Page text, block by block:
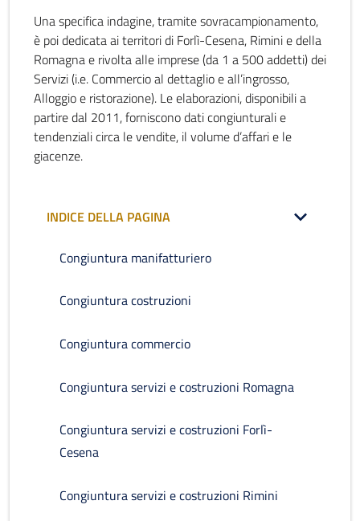
Una specifica indagine, tramite sovracampionamento,
è poi dedicata ai territori di Forlì-Cesena, Rimini e della
Romagna e rivolta alle imprese (da 1 a 500 addetti) dei
Servizi (i.e. Commercio al dettaglio e all’ingrosso,
Alloggio e ristorazione). Le elaborazioni, disponibili a
partire dal 2011, forniscono dati congiunturali e
tendenziali circa le vendite, il volume d’affari e le
giacenze.
INDICE DELLA PAGINA
Congiuntura manifatturiero
Congiuntura costruzioni
Congiuntura commercio
Congiuntura servizi e costruzioni Romagna
Congiuntura servizi e costruzioni Forlì-
Cesena
Congiuntura servizi e costruzioni Rimini